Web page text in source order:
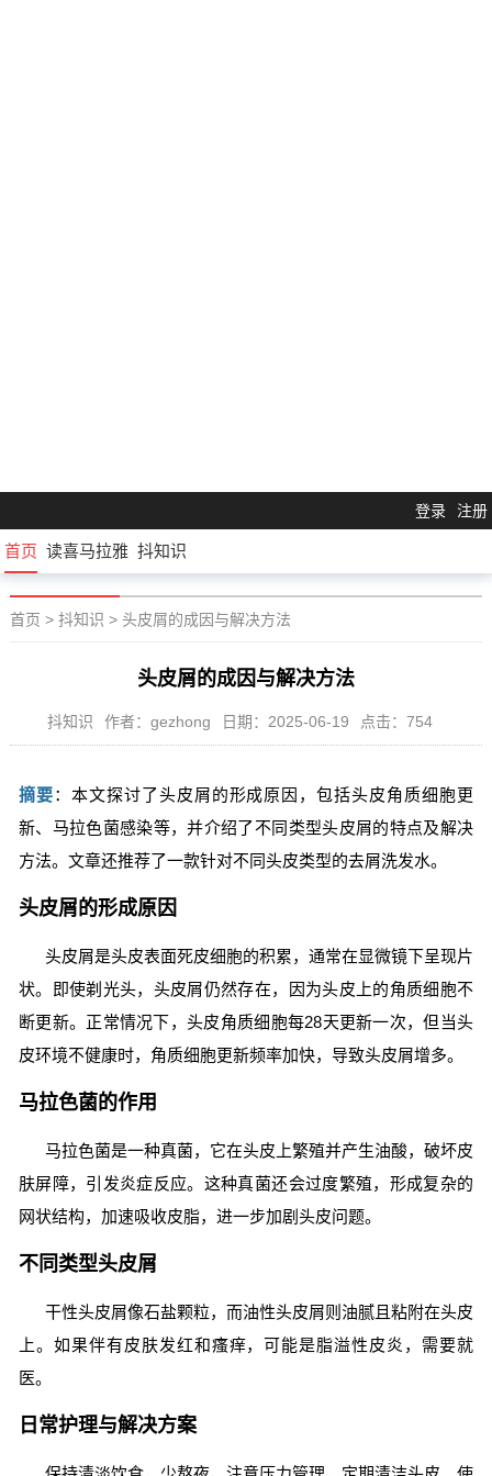
登录 注册
首页 读喜马拉雅 抖知识
首页 > 抖知识 > 头皮屑的成因与解决方法
头皮屑的成因与解决方法
抖知识 作者：gezhong 日期：2025-06-19 点击：754
摘要：本文探讨了头皮屑的形成原因，包括头皮角质细胞更
新、马拉色菌感染等，并介绍了不同类型头皮屑的特点及解决
方法。文章还推荐了一款针对不同头皮类型的去屑洗发水。
头皮屑的形成原因
头皮屑是头皮表面死皮细胞的积累，通常在显微镜下呈现片
状。即使剃光头，头皮屑仍然存在，因为头皮上的角质细胞不
断更新。正常情况下，头皮角质细胞每28天更新一次，但当头
皮环境不健康时，角质细胞更新频率加快，导致头皮屑增多。
马拉色菌的作用
马拉色菌是一种真菌，它在头皮上繁殖并产生油酸，破坏皮
肤屏障，引发炎症反应。这种真菌还会过度繁殖，形成复杂的
网状结构，加速吸收皮脂，进一步加剧头皮问题。
不同类型头皮屑
干性头皮屑像石盐颗粒，而油性头皮屑则油腻且粘附在头皮
上。如果伴有皮肤发红和瘙痒，可能是脂溢性皮炎，需要就
医。
日常护理与解决方案